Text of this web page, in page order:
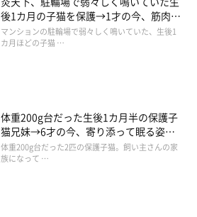
後1カ月の子猫を保護→1才の今、筋肉質
でツンデレなコに成長
マンションの駐輪場で弱々しく鳴いていた、生後1
カ月ほどの子猫 …
体重200g台だった生後1カ月半の保護子
猫兄妹→6才の今、寄り添って眠る姿に
ほっこり！
体重200g台だった2匹の保護子猫。飼い主さんの家
族になって …